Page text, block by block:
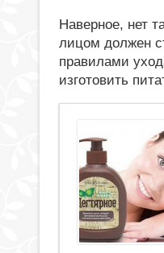
Наверное, нет
лицом должен
правилами
изготовить